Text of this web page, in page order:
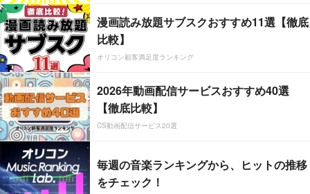
漫画読み放題サブスクおすすめ11選【徹底
比較】
オリコン顧客満足度ランキング
2026年動画配信サービスおすすめ40選
【徹底比較】
CS動画配信サービス20選
毎週の音楽ランキングから、ヒットの推移
をチェック！